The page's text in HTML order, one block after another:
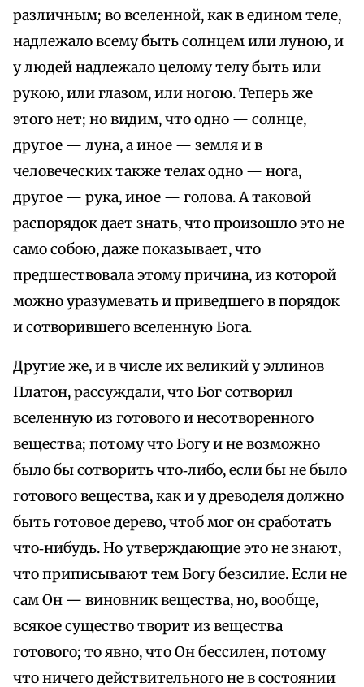
различным; во вселенной, как в едином теле,
надлежало всему быть солнцем или луною, и
у людей надлежало целому телу быть или
рукою, или глазом, или ногою. Теперь же
этого нет; но видим, что одно — солнце,
другое — луна, а иное — земля и в
человеческих также телах одно — нога,
другое — рука, иное — голова. А таковой
распорядок дает знать, что произошло это не
само собою, даже показывает, что
предшествовала этому причина, из которой
можно уразумевать и приведшего в порядок
и сотворившего вселенную Бога.
Другие же, и в числе их великий у эллинов
Платон, рассуждали, что Бог сотворил
вселенную из готового и несотворенного
вещества; потому что Богу и не возможно
было бы сотворить что‑либо, если бы не было
готового вещества, как и у древоделя должно
быть готовое дерево, чтоб мог он сработать
что‑нибудь. Но утверждающие это не знают,
что приписывают тем Богу безсилие. Если не
сам Он — виновник вещества, но, вообще,
всякое существо творит из вещества
готового; то явно, что Он бессилен, потому
что ничего действительного не в состоянии